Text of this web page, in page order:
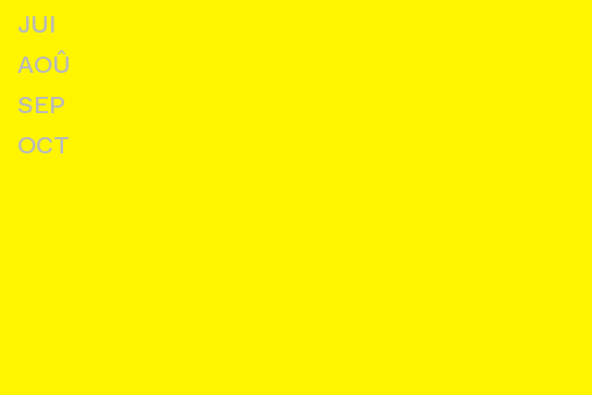
JUI
AOÛ
SEP
OCT